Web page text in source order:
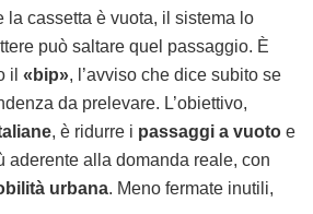
la cassetta è vuota, il sistema lo
può saltare quel passaggio. È
il «bip», l’avviso che dice subito se
da prelevare. L’obiettivo,
, è ridurre i passaggi a vuoto e
aderente alla domanda reale, con
urbana. Meno fermate inutili,